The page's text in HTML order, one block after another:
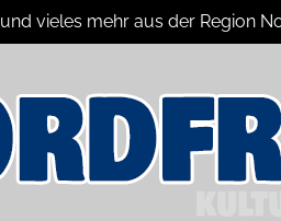
vieles mehr aus der Region